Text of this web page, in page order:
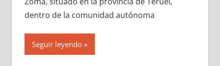
dentro dе la comunidad autónoma
Seguir leyendo